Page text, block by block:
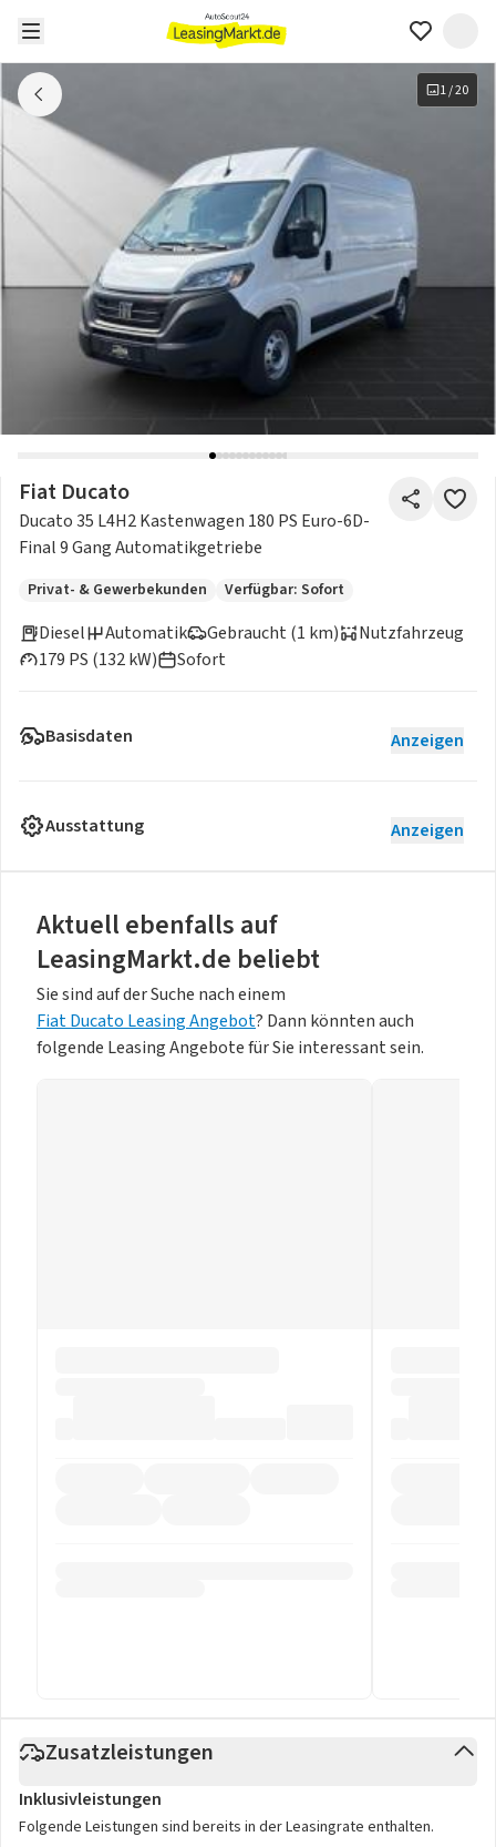
1/20
Fiat Ducato
Ducato 35 L4H2 Kastenwagen 180 PS Euro-6D-
Final 9 Gang Automatikgetriebe
Privat- & Gewerbekunden Verfügbar: Sofort
Diesel
Gebraucht (1 km)
179 PS (132 kW)
Automatik
Nutzfahrzeug
Sofort
Basisdaten Anzeigen
Ausstattung Anzeigen
Aktuell ebenfalls auf
LeasingMarkt.de beliebt
Sie sind auf der Suche nach einem
Fiat Ducato Leasing Angebot? Dann könnten auch
folgende Leasing Angebote für Sie interessant sein.
Zusatzleistungen
Inklusivleistungen
Folgende Leistungen sind bereits in der Leasingrate enthalten.